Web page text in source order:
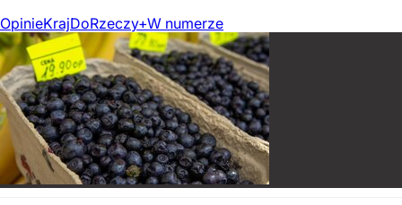
OpinieKrajDoRzeczy+W numerze